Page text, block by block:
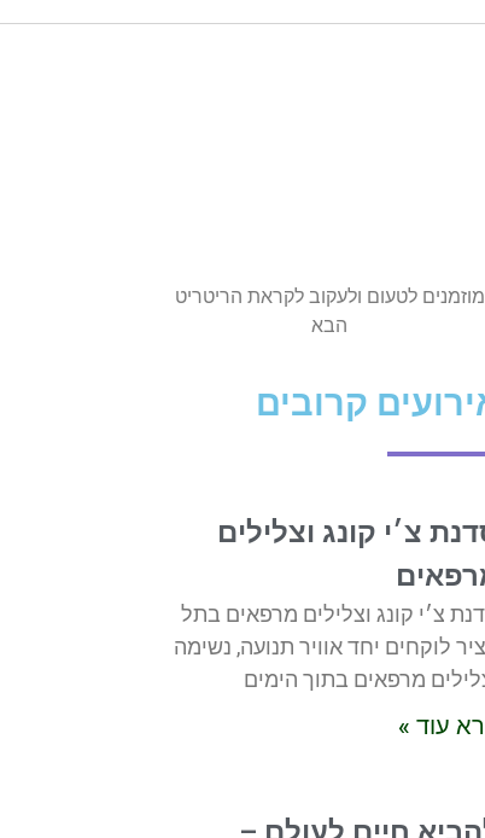
מוזמנים לטעום ולעקוב לקראת הריטריט
הבא
קרובים
צ׳י קונג וצלילים
צ׳י קונג וצלילים מרפאים בתל
לוקחים יחד אוויר תנועה, נשימה
מרפאים בתוך הימים
עוד »